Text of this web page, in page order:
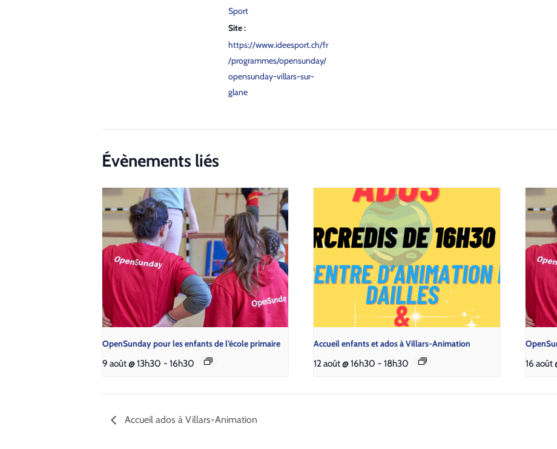
Sport
Site :
https://www.ideesport.ch/fr
/programmes/opensunday/
opensunday-villars-sur-
glane
Évènements liés
Open­Sun­day pour les enfants de l’é­cole pri­maire
9 août @ 13h30 - 16h30
Accueil enfants et ados à Villars-Animation
12 août @ 16h30 - 18h30 16 août
Accueil ados à Villars-Animation